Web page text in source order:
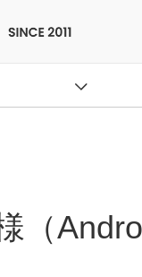
ータ復元
（